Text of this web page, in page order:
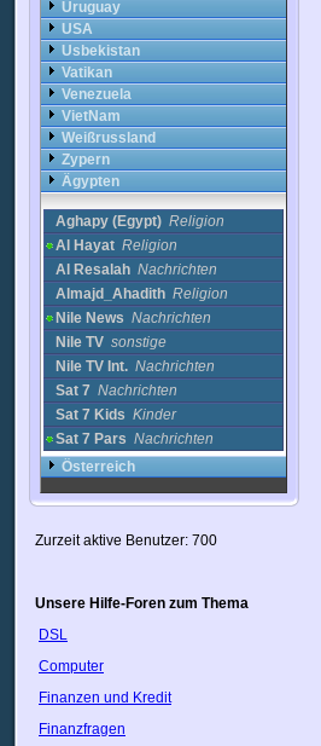
Uruguay
USA
Usbekistan
Vatikan
Venezuela
VietNam
Weißrussland
Zypern
Ägypten
Aghapy (Egypt) Religion
Al Hayat Religion
Al Resalah Nachrichten
Almajd_Ahadith Religion
Nile News Nachrichten
Nile TV sonstige
Nile TV Int. Nachrichten
Sat 7 Nachrichten
Sat 7 Kids Kinder
Sat 7 Pars Nachrichten
Österreich
Zurzeit aktive Benutzer: 700
Unsere Hilfe-Foren zum Thema
DSL
Computer
Finanzen und Kredit
Finanzfragen